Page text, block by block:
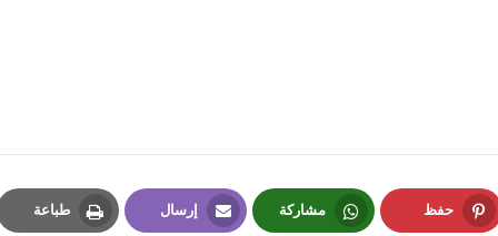
حفظ مشاركة إرسال طباعة